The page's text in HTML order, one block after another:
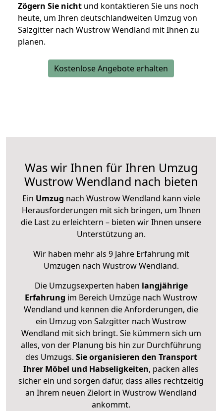
Zögern Sie nicht und kontaktieren Sie uns noch
heute, um Ihren deutschlandweiten Umzug von
Salzgitter nach Wustrow Wendland mit Ihnen zu
planen.
Kostenlose Angebote erhalten
Was wir Ihnen für Ihren Umzug
Wustrow Wendland nach bieten
Ein Umzug nach Wustrow Wendland kann viele
Herausforderungen mit sich bringen, um Ihnen
die Last zu erleichtern – bieten wir Ihnen unsere
Unterstützung an.
Wir haben mehr als 9 Jahre Erfahrung mit
Umzügen nach Wustrow Wendland.
Die Umzugsexperten haben langjährige
Erfahrung im Bereich Umzüge nach Wustrow
Wendland und kennen die Anforderungen, die
ein Umzug von Salzgitter nach Wustrow
Wendland mit sich bringt. Sie kümmern sich um
alles, von der Planung bis hin zur Durchführung
des Umzugs. Sie organisieren den Transport
Ihrer Möbel und Habseligkeiten, packen alles
sicher ein und sorgen dafür, dass alles rechtzeitig
an Ihrem neuen Zielort in Wustrow Wendland
ankommt.